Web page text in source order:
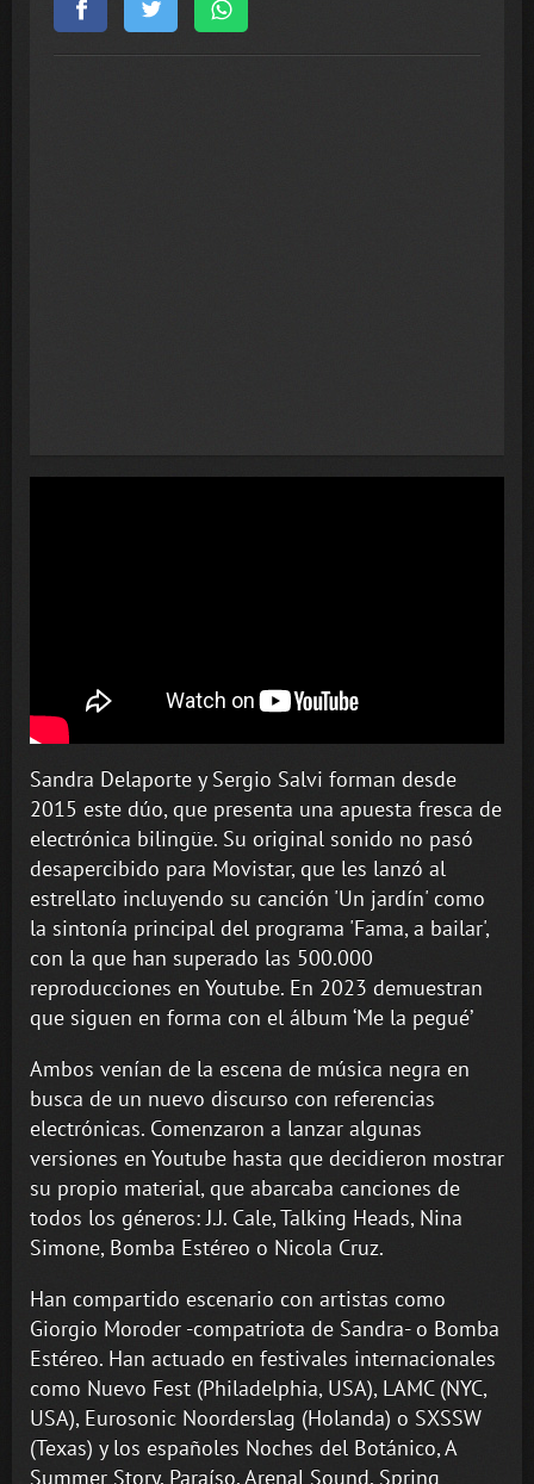
Sandra Delaporte y Sergio Salvi forman desde
2015 este dúo, que presenta una apuesta fresca de
electrónica bilingüe. Su original sonido no pasó
desapercibido para Movistar, que les lanzó al
estrellato incluyendo su canción 'Un jardín' como
la sintonía principal del programa 'Fama, a bailar',
con la que han superado las 500.000
reproducciones en Youtube. En 2023 demuestran
que siguen en forma con el álbum ‘Me la pegué’
Ambos venían de la escena de música negra en
busca de un nuevo discurso con referencias
electrónicas. Comenzaron a lanzar algunas
versiones en Youtube hasta que decidieron mostrar
su propio material, que abarcaba canciones de
todos los géneros: J.J. Cale, Talking Heads, Nina
Simone, Bomba Estéreo o Nicola Cruz.
Han compartido escenario con artistas como
Giorgio Moroder -compatriota de Sandra- o Bomba
Estéreo. Han actuado en festivales internacionales
como Nuevo Fest (Philadelphia, USA), LAMC (NYC,
USA), Eurosonic Noorderslag (Holanda) o SXSSW
(Texas) y los españoles Noches del Botánico, A
Summer Story, Paraíso, Arenal Sound, Spring